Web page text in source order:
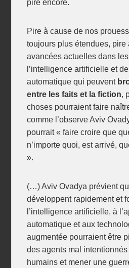
pire encore.
Pire à cause de nos
toujours plus étendues, pire
avancées actuelles dans
l’intelligence artificielle et
automatique qui peuvent
entre les faits et la fiction,
choses pourraient faire
comme l’observe Aviv
pourrait « faire croire que
n’importe quoi, est arrivé,
».
(…) Aviv Ovadya prévient
développent rapidement et
l’intelligence artificielle, à
automatique et aux
augmentée pourraient être
des agents mal
humains et mener une